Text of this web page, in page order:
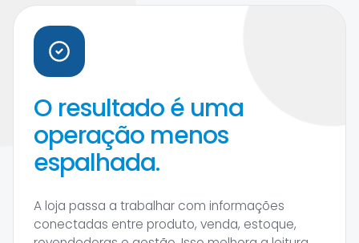
O resultado é uma
operação menos
espalhada.
A loja passa a trabalhar com informações
conectadas entre produto, venda, estoque,